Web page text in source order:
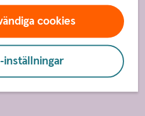
cookies
inställningar